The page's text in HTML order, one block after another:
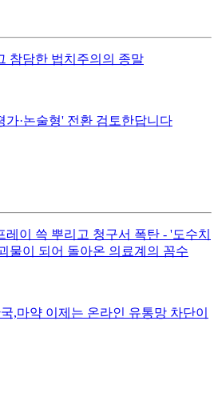
참담한 법치주의의 종말
가·논술형' 전환 검토한답니다
레이 쓱 뿌리고 청구서 폭탄 - '도수치
물이 되어 돌아온 의료계의 꼼수
,마약 이제는 온라인 유통망 차단이